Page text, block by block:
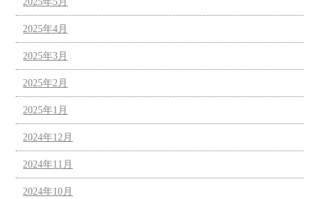
2025年4月
2025年3月
2025年2月
2025年1月
2024年12月
2024年11月
2024年10月